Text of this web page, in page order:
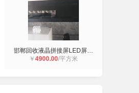
邯郸回收液晶拼接屏LED屏邯郸地区回
￥ 4900.00/平方米